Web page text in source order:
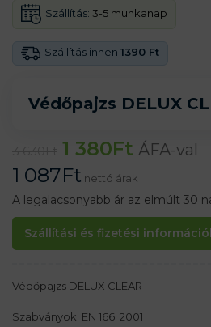
Védőpajzs DELUX
Szállítás innen 1390 Ft
Szállítás: 3-5 munkanap
1 380Ft ÁFA-val
1 087Ft nettó árak
A legalacsonyabb ár az elmúlt 30
Szállítási és fizetési
Védőpajzs DELUX CLEAR
Szabványok: EN 166: 2001